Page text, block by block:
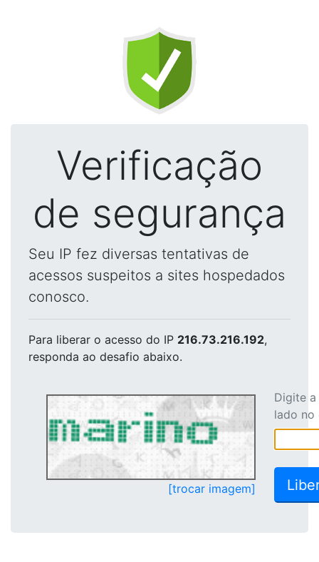
Verificação
de segurança
Seu IP fez diversas tentativas de
acessos suspeitos a sites hospedados
conosco.
Para liberar o acesso do IP 216.73.216.192,
responda ao desafio abaixo.
[trocar imagem]
Digite
lado no